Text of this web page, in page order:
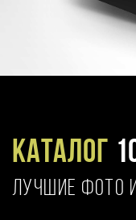
Каталог
ЛУЧШИЕ ФОТО